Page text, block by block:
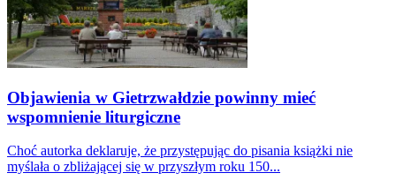
Objawienia w Gietrzwałdzie powinny mieć
wspomnienie liturgiczne
Choć autorka deklaruje, że przystępując do pisania książki nie
myślała o zbliżającej się w przyszłym roku 150...